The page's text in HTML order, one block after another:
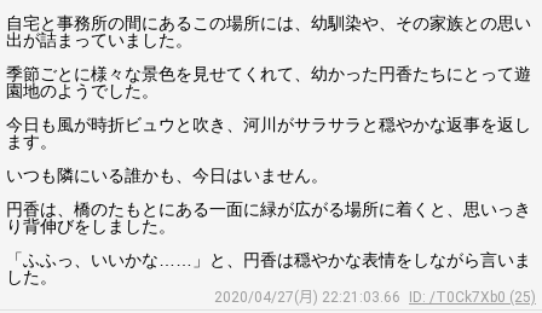
自宅と事務所の間にあるこの場所には、幼馴染や、その家族との思い
出が詰まっていました。
季節ごとに様々な景色を見せてくれて、幼かった円香たちにとって遊
園地のようでした。
今日も風が時折ビュウと吹き、河川がサラサラと穏やかな返事を返し
ます。
いつも隣にいる誰かも、今日はいません。
円香は、橋のたもとにある一面に緑が広がる場所に着くと、思いっき
り背伸びをしました。
「ふふっ、いいかな……」と、円香は穏やかな表情をしながら言いま
した。
2020/04/27(月) 22:21:03.66
ID: /T0Ck7Xb0 (25)